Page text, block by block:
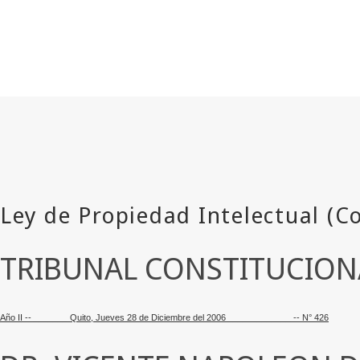
TRIBUNAL
Año II -- Quito, Jueves 28 de Diciembre del 2006 -- N° 426